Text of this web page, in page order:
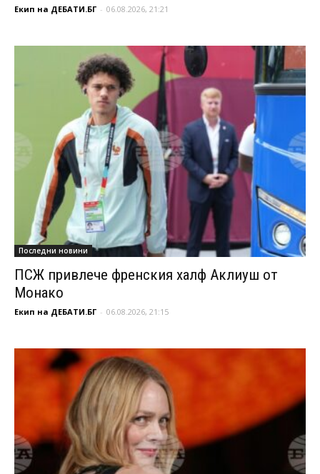
Екип на ДЕБАТИ.БГ - 06.08.2026, 21:21
Последни новини
ПСЖ привлече френския халф Аклиуш от
Монако
Екип на ДЕБАТИ.БГ - 06.08.2026, 21:15